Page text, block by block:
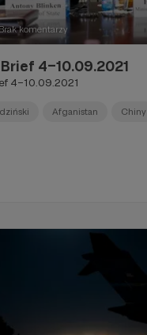
komentarzy
4–10.09.2021
4–10.09.2021
Afganistan Chiny